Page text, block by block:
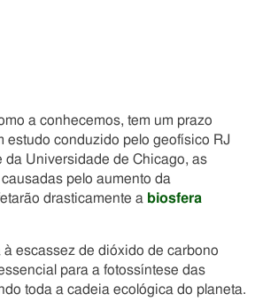
a conhecemos, tem um prazo
estudo conduzido pelo geofísico RJ
da Universidade de Chicago, as
pelo aumento da
drasticamente a biosfera
à escassez de dióxido de carbono
para a fotossíntese das
toda a cadeia ecológica do planeta.